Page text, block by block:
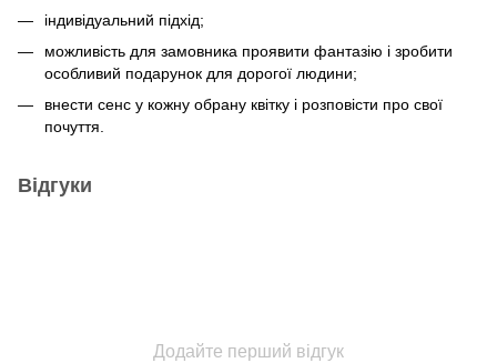
індивідуальний підхід;
можливість для замовника проявити фантазію і зробити
особливий подарунок для дорогої людини;
внести сенс у кожну обрану квітку і розповісти про свої
почуття.
Відгуки
Додайте перший відгук